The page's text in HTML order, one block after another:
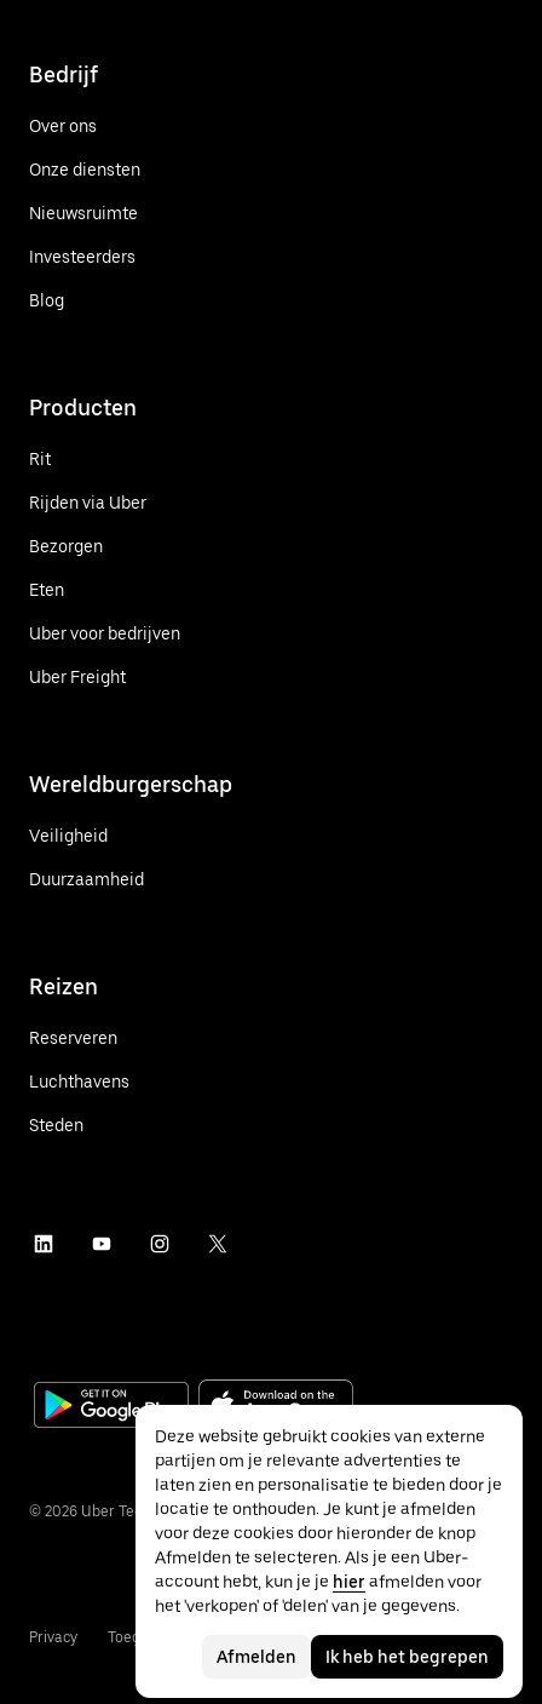
Bedrijf
Over ons
Onze diensten
Nieuwsruimte
Investeerders
Blog
Producten
Rit
Rijden via Uber
Bezorgen
Eten
Uber voor bedrijven
Uber Freight
Wereldburgerschap
Veiligheid
Duurzaamheid
Reizen
Reserveren
Luchthavens
Steden
© 2026 Uber Technologies Inc.
Privacy Toegankelijkheid Voorwaarden
Deze website gebruikt cookies van externe
partijen om je relevante advertenties te
laten zien en personalisatie te bieden door je
locatie te onthouden. Je kunt je afmelden
voor deze cookies door hieronder de knop
Afmelden te selecteren. Als je een Uber-
account hebt, kun je je hierafmelden voor
het 'verkopen' of 'delen' van je gegevens.
Afmelden Ik heb het begrepen